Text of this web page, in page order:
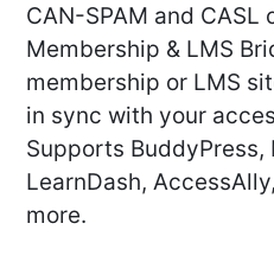
CAN-SPAM and CASL
Membership & LMS
membership or LMS
in sync with your
Supports BuddyPress,
LearnDash,
more.